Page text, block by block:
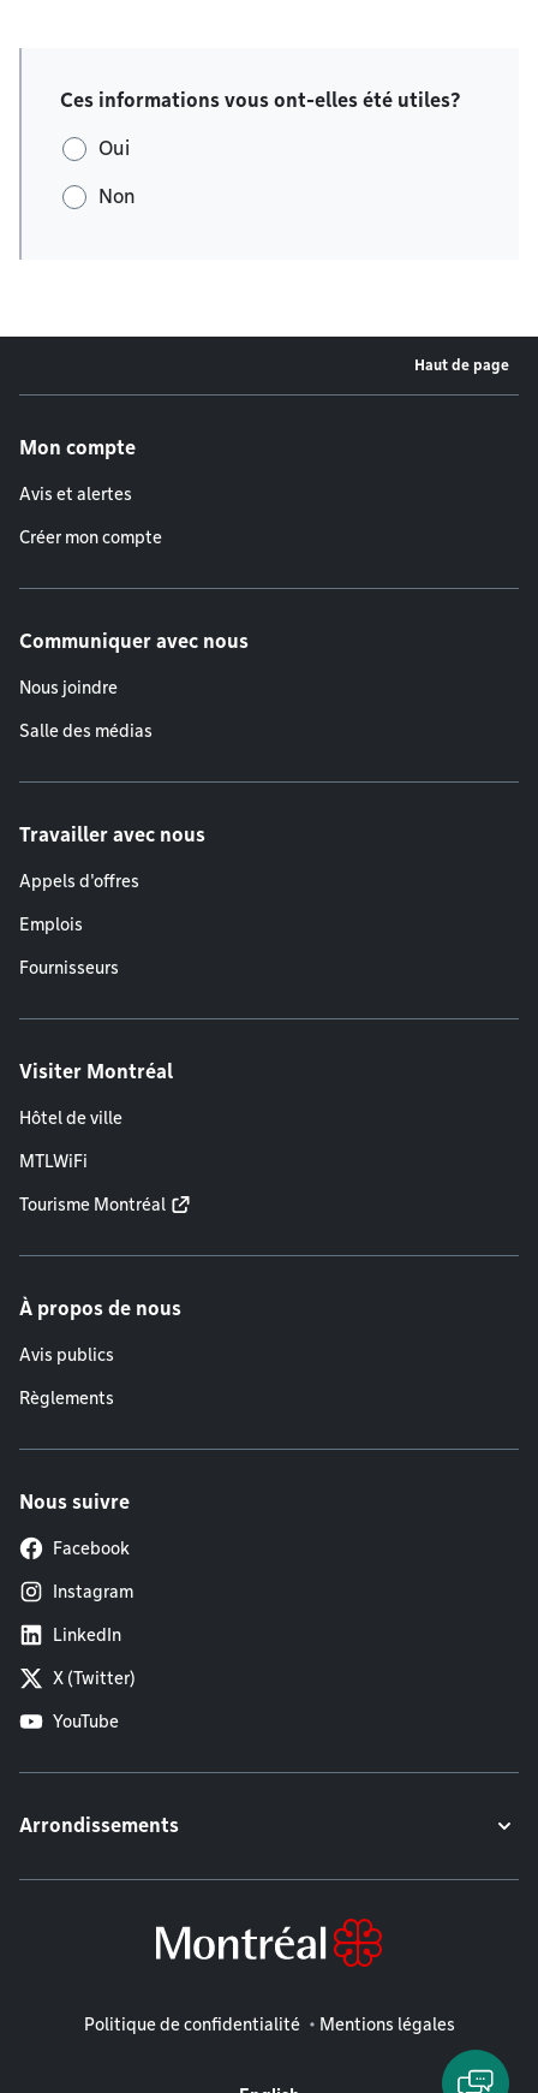
Ces informations vous ont-elles été utiles?
Oui
Non
Haut de page
Mon compte
Avis et alertes
Créer mon compte
Communiquer avec nous
Nous joindre
Salle des médias
Travailler avec nous
Appels d'offres
Emplois
Fournisseurs
Visiter Montréal
Hôtel de ville
MTLWiFi
Tourisme Montréal
À propos de nous
Avis publics
Règlements
Nous suivre
Facebook
Instagram
LinkedIn
X (Twitter)
YouTube
Arrondissements
Mentions légales
Politique de confidentialité Mentions légales